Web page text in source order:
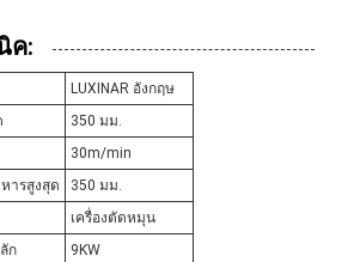
ค:
LUXINAR อังกฤษ
350 มม.
30m/min
ารสูงสุด
350 มม.
เครื่องตัดหมุน
ก
9KW